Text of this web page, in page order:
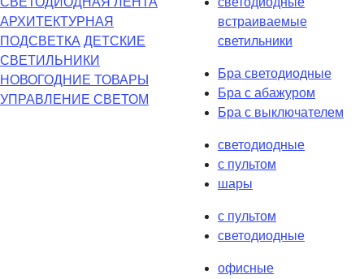
АРХИТЕКТУРНАЯ
ПОДСВЕТКА ДЕТСКИЕ
СВЕТИЛЬНИКИ
НОВОГОДНИЕ ТОВАРЫ
УПРАВЛЕНИЕ СВЕТОМ
встраиваемые
светильники
Бра светодиодные
Бра с абажуром
Бра с выключателем
светодиодные
с пультом
шары
с пультом
светодиодные
офисные